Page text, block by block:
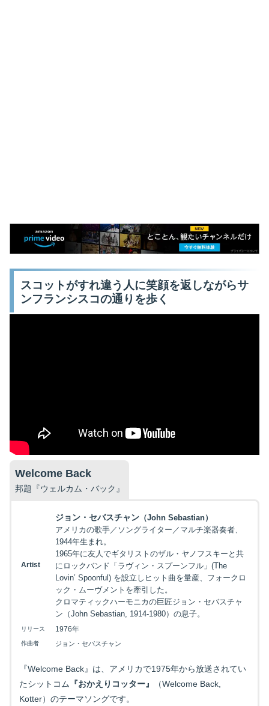
スコットがすれ違う人に笑顔を返しながらサ
ンフランシスコの通りを歩く
Welcome Back
邦題『ウェルカム・バック』
Artist
ジョン・セバスチャン（John Sebastian）
アメリカの歌手／ソングライター／マルチ楽器奏者、
1944年生まれ。
1965年に友人でギタリストのザル・ヤノフスキーと共
にロックバンド「ラヴィン・スプーンフル」(The
Lovin’ Spoonful) を設立しヒット曲を量産、フォークロ
ック・ムーヴメントを牽引した。
クロマティックハーモニカの巨匠ジョン・セバスチャ
ン（John Sebastian, 1914-1980）の息子。
リリース 1976年
作曲者 ジョン・セバスチャン
『Welcome Back』は、アメリカで1975年から放送されてい
たシットコム 『おかえりコッター』
（Welcome Back,
Kotter）のテーマソングです。